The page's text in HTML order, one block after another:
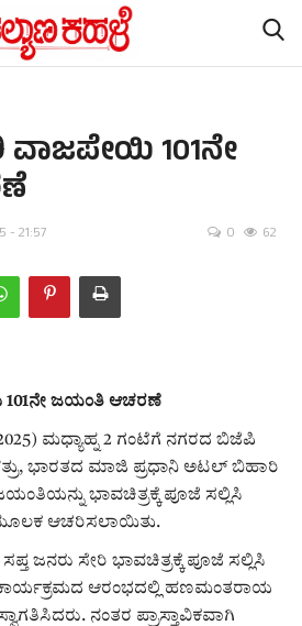
101ನೇ
- 21:57 0 62
ಜಯಂತಿ ಆಚರಣೆ
ಮಧ್ಯಾಹ್ನ 2 ಗಂಟೆಗೆ ನಗರದ ಬಿಜೆಪಿ
ಭಾರತದ ಮಾಜಿ ಪ್ರಧಾನಿ ಅಟಲ್ ಬಿಹಾರಿ
ಭಾವಚಿತ್ರಕ್ಕೆ ಪೂಜೆ ಸಲ್ಲಿಸಿ
ಆಚರಿಸಲಾಯಿತು.
ಜನರು ಸೇರಿ ಭಾವಚಿತ್ರಕ್ಕೆ ಪೂಜೆ ಸಲ್ಲಿಸಿ
ಆರಂಭದಲ್ಲಿ ಹಣಮಂತರಾಯ
ನಂತರ ಪ್ರಾಸ್ತಾವಿಕವಾಗಿ